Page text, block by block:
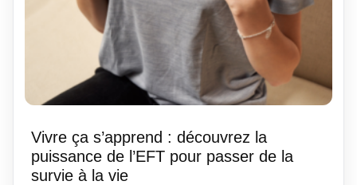
Vivre ça s’apprend : découvrez la
puissance de l’EFT pour passer de la
survie à la vie